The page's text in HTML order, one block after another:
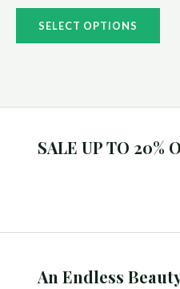
Rated
5
SELECT OPTIONS
SALE UP TO 20%
An Endless